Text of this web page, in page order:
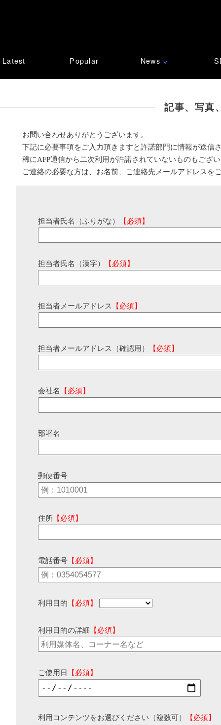
Latest Popular News ∨
記事、写真
お問い合わせありがとうございます。
下記に必要事項をご入力頂きますと許諾部門に情報が送信
稀にAFP通信から二次利用が許諾されていないものもござ
ご連絡の必要な方は、お名前、ご連絡先メールアドレスを
担当者氏名（ふりがな） 【必須】
担当者氏名（漢字） 【必須】
担当者メールアドレス 【必須】
担当者メールアドレス（確認用） 【必須】
会社名 【必須】
部署名
郵便番号
住所 【必須】
電話番号 【必須】
利用目的 【必須】
利用目的の詳細 【必須】
ご使用日 【必須】
利用コンテンツをお選びください（複数可）
【必須】